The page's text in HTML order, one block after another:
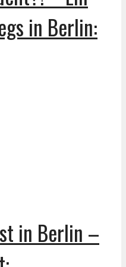
in Berlin:
in Berlin –